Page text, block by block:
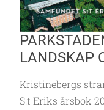
LANDSKAP
Kristinebergs
S:t Eriks årsbok